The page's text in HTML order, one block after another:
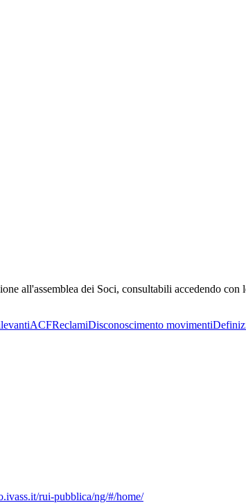
all'assemblea dei Soci, consultabili accedendo con
ACFReclamiDisconoscimento movimenti
rui-pubblica/ng/#/home/